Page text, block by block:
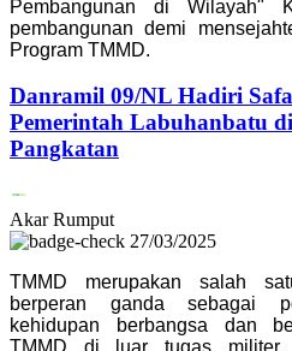
Pembangunan di Wilayah"
pembangunan demi
Program TMMD.
Danramil 09/NL Hadiri
Pemerintah Labuhanbatu
Pangkatan
Akar Rumput
27/03/2025
TMMD merupakan salah
berperan ganda sebagai
kehidupan berbangsa dan